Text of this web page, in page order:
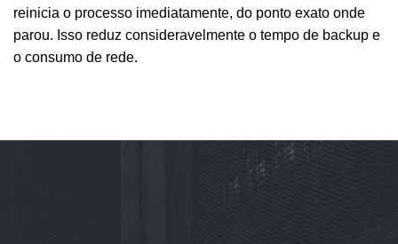
reinicia o processo imediatamente, do ponto exato onde
parou. Isso reduz consideravelmente o tempo de backup e
o consumo de rede.